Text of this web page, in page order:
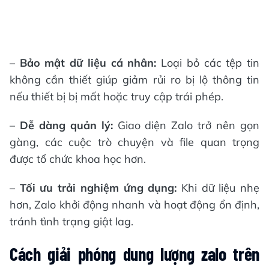
– Bảo mật dữ liệu cá nhân: Loại bỏ các tệp tin
không cần thiết giúp giảm rủi ro bị lộ thông tin
nếu thiết bị bị mất hoặc truy cập trái phép.
– Dễ dàng quản lý:Giao diện Zalo trở nên gọn
gàng, các cuộc trò chuyện và file quan trọng
được tổ chức khoa học hơn.
– Tối ưu trải nghiệm ứng dụng: Khi dữ liệu nhẹ
hơn, Zalo khởi động nhanh và hoạt động ổn định,
tránh tình trạng giật lag.
Cách giải phóng dung lượng zalo trên